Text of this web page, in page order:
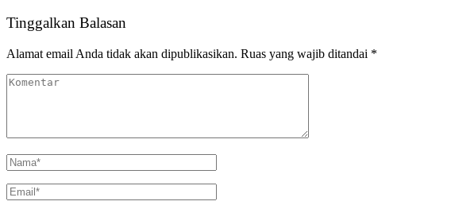
Tinggalkan Balasan
Alamat email Anda tidak akan dipublikasikan. Ruas yang wajib ditandai *